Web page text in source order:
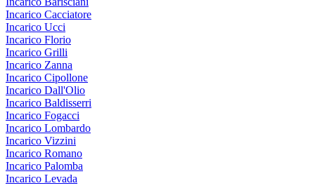
Incarico Cacciatore
Incarico Ucci
Incarico Florio
Incarico Grilli
Incarico Zanna
Incarico Cipollone
Incarico Dall'Olio
Incarico Baldisserri
Incarico Fogacci
Incarico Lombardo
Incarico Vizzini
Incarico Romano
Incarico Palomba
Incarico Levada